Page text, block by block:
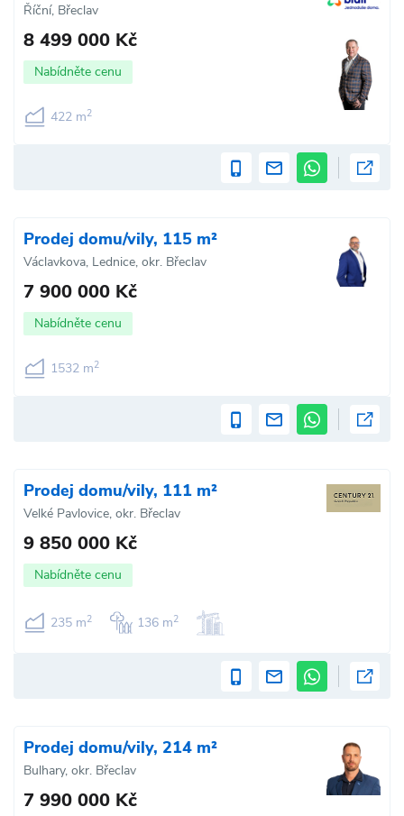
Říční, Břeclav
8 499 000 Kč
Nabídněte cenu
422 m2
Prodej domu/vily, 115 m²
Václavkova, Lednice, okr. Břeclav
7 900 000 Kč
Nabídněte cenu
1532 m2
Prodej domu/vily, 111 m²
Velké Pavlovice, okr. Břeclav
9 850 000 Kč
Nabídněte cenu
235 m2 136 m2
Prodej domu/vily, 214 m²
Bulhary, okr. Břeclav
7 990 000 Kč